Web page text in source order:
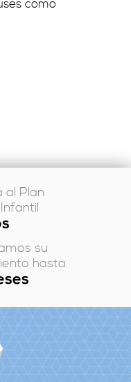
como
al Plan
su
hasta